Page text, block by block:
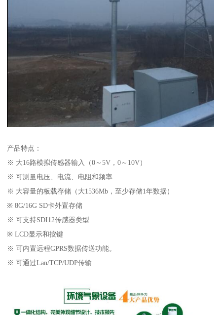
产品特点：
※ 大16路模拟传感器输入（0～5V，0～10V）
※ 可测量电压、电流、电阻和频率
※ 大容量的板载存储（大1536Mb，至少存储1年数据）
※ 8G/16G SD卡外置存储
※ 可支持SDI12传感器类型
※ LCD显示和按键
※ 可内置远程GPRS数据传送功能。
※ 可通过Lan/TCP/UDP传输